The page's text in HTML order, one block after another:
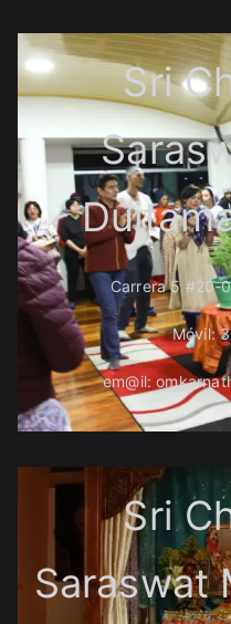
Sri
Carrera 5 #20-
Móvil:
em@il:
Sri
Saraswat